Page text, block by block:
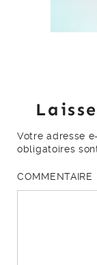
Votre adresse
obligatoires
COMMENTAIRE